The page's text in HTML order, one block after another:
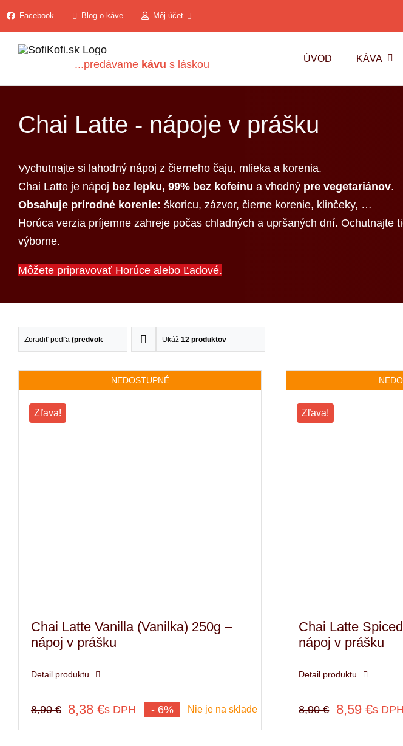
Skip
content
Facebook Blog o káve Môj účet
...predávame kávu s láskou ÚVOD KÁVA
Chai Latte - nápoje v prášku
Vychutnajte si lahodný nápoj z čierneho čaju, mlieka a korenia.
Chai Latte je nápoj bez lepku, 99% bez kofeínu a vhodný pre vegetariánov.
Obsahuje prírodné korenie: škoricu, zázvor, čierne korenie, klinčeky, …
Horúca verzia príjemne zahreje počas chladných a upršaných dní.
výborne.
Môžete pripravovať Horúce alebo Ľadové.
Zoradiť podľa (predvolené) Ukáž 12 produktov
NEDOSTUPNÉ
Zľava!
Chai Latte Vanilla (Vanilka) 250g –
nápoj v prášku
Detail produktu
8,90€
Pôvodná
cena
8,38€
Aktuálna
cena
s DPH - 6% Nie je na sklade
Zľava!
Chai Latte
nápoj v prášku
Detail produktu
8,90€
Pôvodná
cena
8,59 €
Aktuálna
cena
s DPH